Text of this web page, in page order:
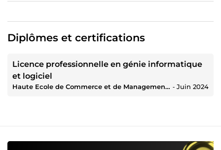
Diplômes et certifications
Licence professionnelle en génie informatique
et logiciel
Haute Ecole de Commerce et de Management (HECM) ‐ Juin 2024